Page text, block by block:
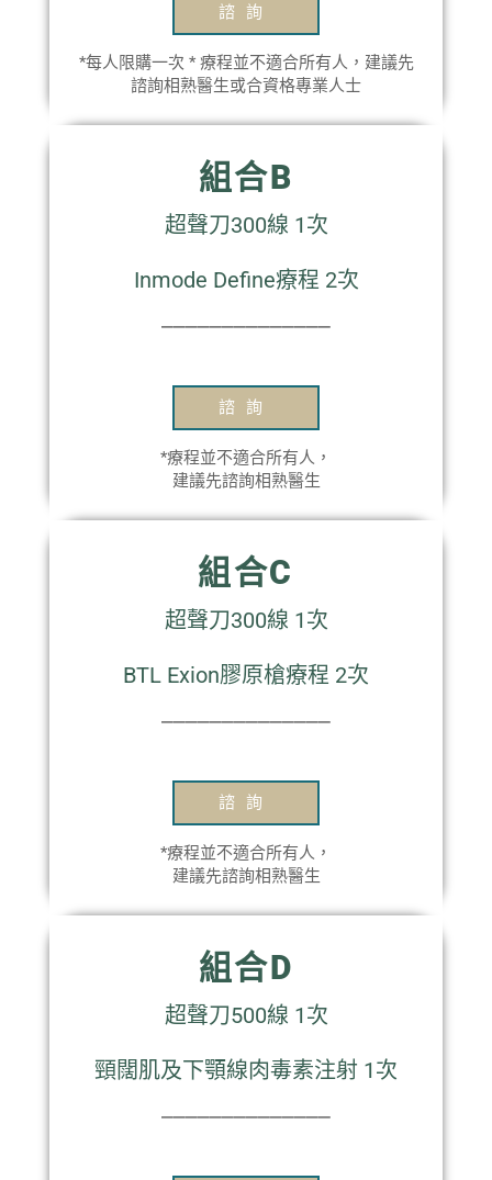
諮詢
*每人限購一次 * 療程並不適合所有人，建議先
諮詢相熟醫生或合資格專業人士
組合B
超聲刀300線 1次
Inmode Define療程 2次
諮詢
*療程並不適合所有人，
建議先諮詢相熟醫生
組合C
超聲刀300線 1次
BTL Exion膠原槍療程 2次
諮詢
*療程並不適合所有人，
建議先諮詢相熟醫生
組合D
超聲刀500線 1次
頸闊肌及下顎線肉毒素注射 1次